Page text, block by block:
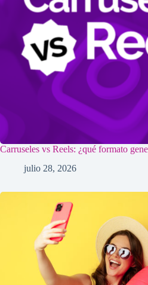
Carruseles vs Reels: ¿qué formato
julio 28, 2026